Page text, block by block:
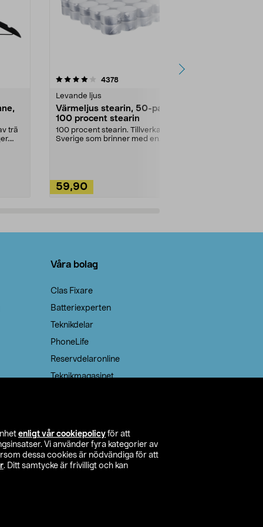
enligt vår cookiepolicy för att
Vi använder fyra kategorier av
dessa cookies är nödvändiga för att
. Ditt samtycke är frivilligt och kan
trä
4378recensioner
Levande ljus
Värmeljus stearin, 50-pack,
100 procent stearin
100 procent stearin. Tillverkade i
Sverige som brinner med en
59,90
4.5av 5 stjärnor
Våra bolag
Clas Fixare
Batteriexperten
Teknikdelar
PhoneLife
Reservdelaronline
Teknikmagasinet